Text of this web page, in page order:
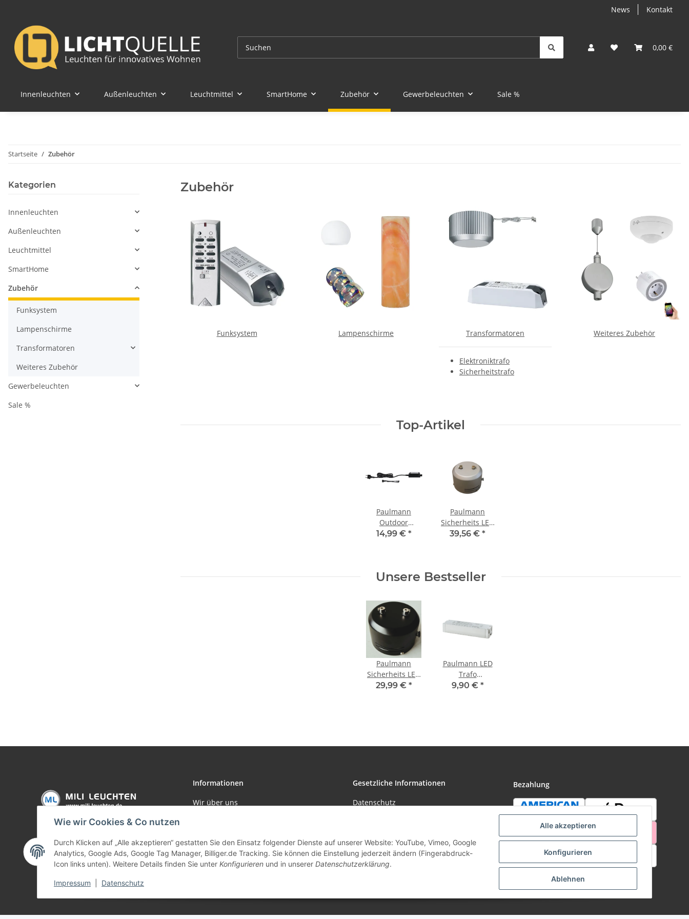
Alle akzeptieren
Konfigurieren
Ablehnen
Wie wir Cookies & Co nutzen
Durch Klicken auf „Alle akzeptieren“ gestatten Sie den Einsatz folgender Dienste auf unserer Website: YouTube, Vimeo, Google
Analytics, Google Ads, Google Tag Manager, Billiger.de Tracking. Sie können die Einstellung jederzeit ändern (Fingerabdruck-
Icon links unten). Weitere Details finden Sie unter Konfigurieren und in unserer Datenschutzerklärung.
Impressum Datenschutz
News Kontakt
0,00 €
Innenleuchten Außenleuchten Leuchtmittel SmartHome Zubehör Gewerbeleuchten Sale %
Startseite Zubehör
Zubehör
Funksystem Lampenschirme Transformatoren
Elektroniktrafo
Sicherheitstrafo
Weiteres Zubehör
Top-Artikel
Paulmann
Outdoor
Link+Light
94394
14,99 € *
Paulmann
Sicherheits LED
Deko Trafo rund
39,56 € *
Unsere Bestseller
Paulmann
Sicherheits LED
Deko Trafo rund
29,99 € *
Paulmann LED
Trafo
Transformator
9,90 € *
Kategorien
Innenleuchten
Außenleuchten
Leuchtmittel
SmartHome
Zubehör
Funksystem
Lampenschirme
Transformatoren
Weiteres Zubehör
Gewerbeleuchten
Sale %
Informationen
Wir über uns
Versandinformationen
Gesetzliche Informationen
Datenschutz
Sitemap
Impressum
Bezahlung